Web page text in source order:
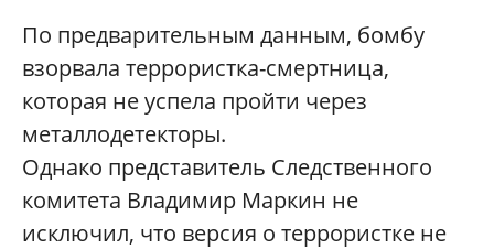
По предварительным данным, бомбу
взорвала террористка-смертница,
которая не успела пройти через
металлодетекторы.
Однако представитель Следственного
комитета Владимир Маркин не
исключил, что версия о террористке не